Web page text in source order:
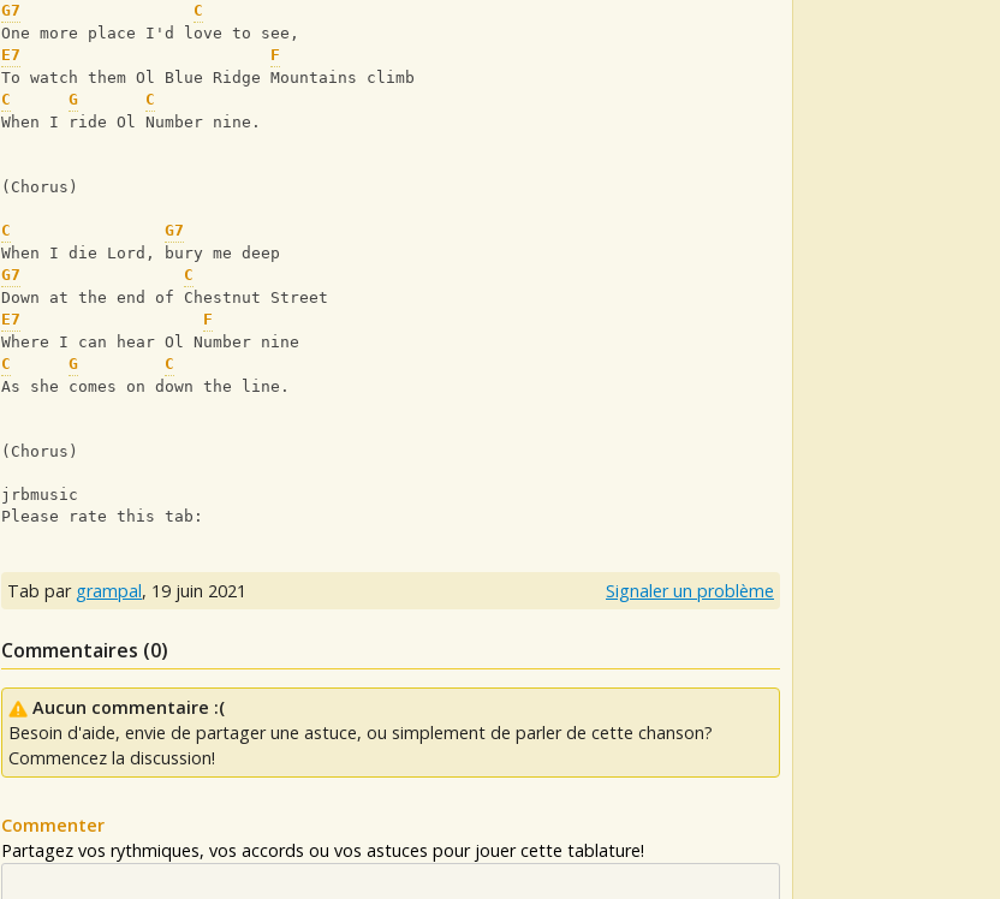
G7
C
One more place I'd love to see,
E7
F
To watch them Ol Blue Ridge Mountains climb
C
G
C
When I ride Ol Number nine.
(Chorus)
C
G7
When I die Lord, bury me deep
G7
C
Down at the end of Chestnut Street
E7
F
Where I can hear Ol Number nine
C
G
C
As she comes on down the line.
(Chorus)
jrbmusic
Please rate this tab:
Tab par grampal, 19 juin 2021 Signaler un problème
Commentaires (0)
Aucun commentaire :(
Besoin d'aide, envie de partager une astuce, ou simplement de parler de cette chanson?
Commencez la discussion!
Commenter
Partagez vos rythmiques, vos accords ou vos astuces pour jouer cette tablature!